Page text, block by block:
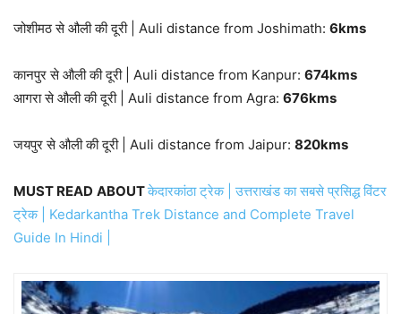
जोशीमठ से औली की दूरी | Auli distance from Joshimath: 6kms
कानपुर से औली की दूरी | Auli distance from Kanpur: 674kms
आगरा से औली की दूरी | Auli distance from Agra: 676kms
जयपुर से औली की दूरी | Auli distance from Jaipur: 820kms
MUST READ ABOUTकेदारकांठा ट्रेक | उत्तराखंड का सबसे प्रसिद्ध विंटर
ट्रेक | Kedarkantha Trek Distance and Complete Travel
Guide In Hindi |